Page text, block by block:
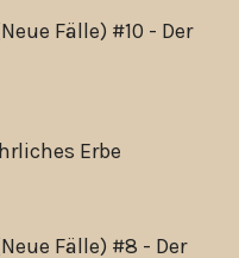
Fälle) #10 - Der
Erbe
Fälle) #8 - Der